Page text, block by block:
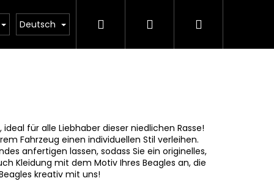
und Lieferung Kontakt
Deutsch SuchenLogin Warenkorb
für alle Liebhaber dieser niedlichen Rasse!
Fahrzeug einen individuellen Stil verleihen.
anfertigen lassen, sodass Sie ein originelles,
Kleidung mit dem Motiv Ihres Beagles an, die
kreativ mit uns!